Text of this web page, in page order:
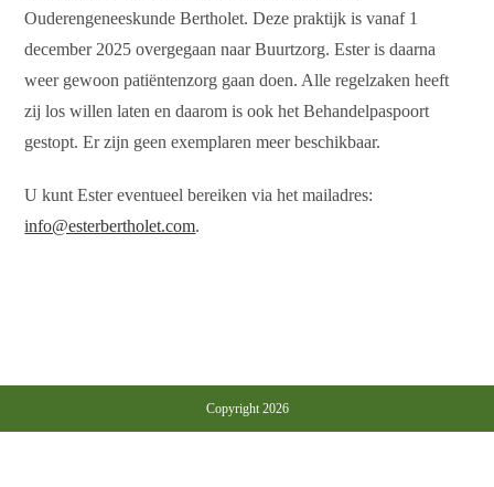
Ouderengeneeskunde Bertholet. Deze praktijk is vanaf 1
december 2025 overgegaan naar Buurtzorg. Ester is daarna
weer gewoon patiëntenzorg gaan doen. Alle regelzaken heeft
zij los willen laten en daarom is ook het Behandelpaspoort
gestopt. Er zijn geen exemplaren meer beschikbaar.
U kunt Ester eventueel bereiken via het mailadres:
info@esterbertholet.com.
Copyright 2026